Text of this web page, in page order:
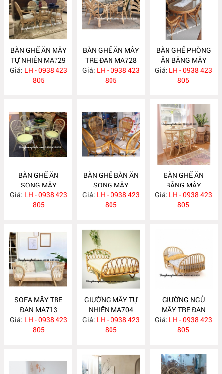
BÀN GHẾ ĂN MÂY
TỰ NHIÊN MA729
Giá: LH - 0938 423
805
BÀN GHẾ ĂN MÂY
TRE ĐAN MA728
Giá: LH - 0938 423
805
BÀN GHẾ PHÒNG
ĂN BẰNG MÂY
MA727
Giá: LH - 0938 423
805
BÀN GHẾ ĂN
SONG MÂY
MA726
Giá: LH - 0938 423
805
BÀN GHẾ BÀN ĂN
SONG MÂY
MA725
Giá: LH - 0938 423
805
BÀN GHẾ ĂN
BẰNG MÂY
MA724
Giá: LH - 0938 423
805
SOFA MÂY TRE
ĐAN MA713
Giá: LH - 0938 423
805
GIƯỜNG MÂY TỰ
NHIÊN MA704
Giá: LH - 0938 423
805
GIƯỜNG NGỦ
MÂY TRE ĐAN
MA703
Giá: LH - 0938 423
805